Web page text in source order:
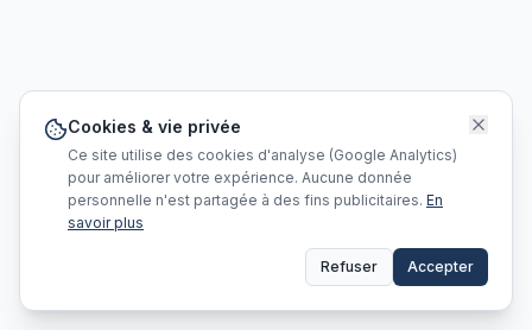
Cookies & vie privée
Ce site utilise des cookies d'analyse (Google Analytics)
pour améliorer votre expérience. Aucune donnée
personnelle n'est partagée à des fins publicitaires. En
savoir plus
Refuser Accepter